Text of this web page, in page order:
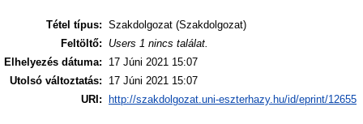
Tétel típus: Szakdolgozat (Szakdolgozat)
Feltöltő:
Users 1 nincs találat.
Elhelyezés dátuma:
17 Júni 2021 15:07
Utolsó változtatás:
17 Júni 2021 15:07
URI:
http://szakdolgozat.uni-eszterhazy.hu/id/eprint/12655